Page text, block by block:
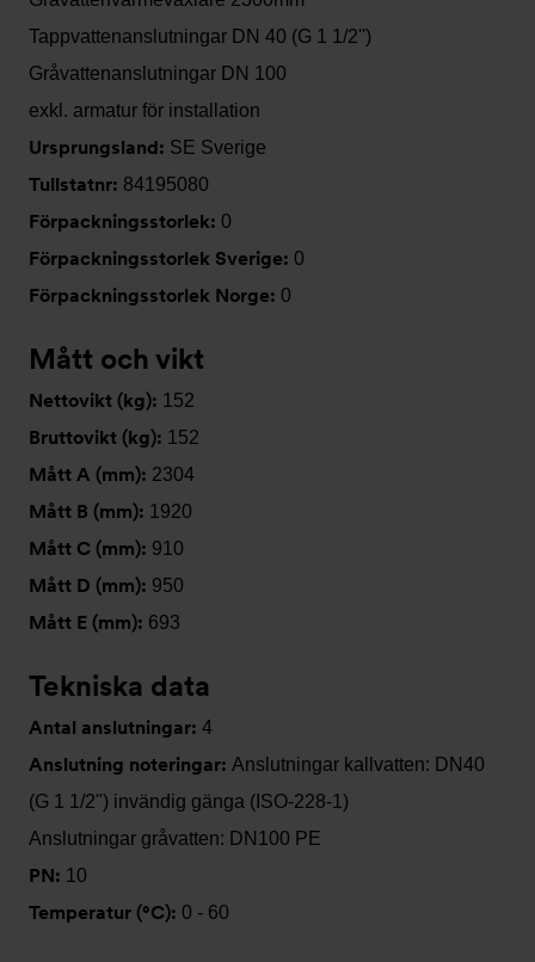
Tappvattenanslutningar DN 40 (G 1 1/2'')
Gråvattenanslutningar DN 100
exkl. armatur för installation
Ursprungsland: SE Sverige
Tullstatnr: 84195080
Förpackningsstorlek: 0
Förpackningsstorlek Sverige: 0
Förpackningsstorlek Norge: 0
Mått och vikt
Nettovikt (kg): 152
Bruttovikt (kg): 152
Mått A (mm): 2304
Mått B (mm): 1920
Mått C (mm): 910
Mått D (mm): 950
Mått E (mm): 693
Tekniska data
Antal anslutningar: 4
Anslutning noteringar: Anslutningar kallvatten: DN40
(G 1 1/2") invändig gänga (ISO-228-1)
Anslutningar gråvatten: DN100 PE
PN: 10
Temperatur (°C): 0 - 60